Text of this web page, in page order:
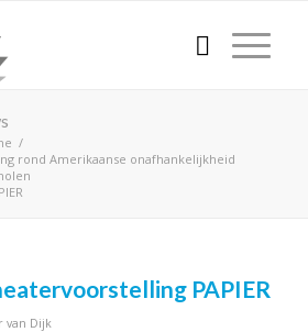
/
rond Amerikaanse onafhankelijkheid
PAPIER
van Dijk